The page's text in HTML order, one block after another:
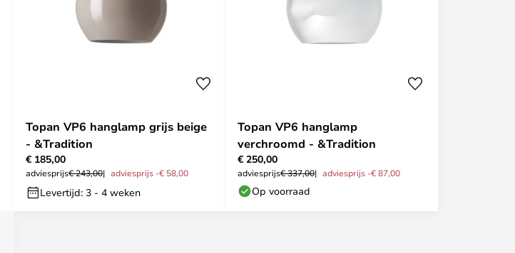
Topan VP6 hanglamp grijs beige
- &Tradition
€ 185,00
adviesprijs€ 243,00 adviesprijs -€ 58,00
Levertijd: 3 - 4 weken
Topan VP6 hanglamp
verchroomd - &Tradition
€ 250,00
adviesprijs€ 337,00 adviesprijs -€ 87,00
Op voorraad